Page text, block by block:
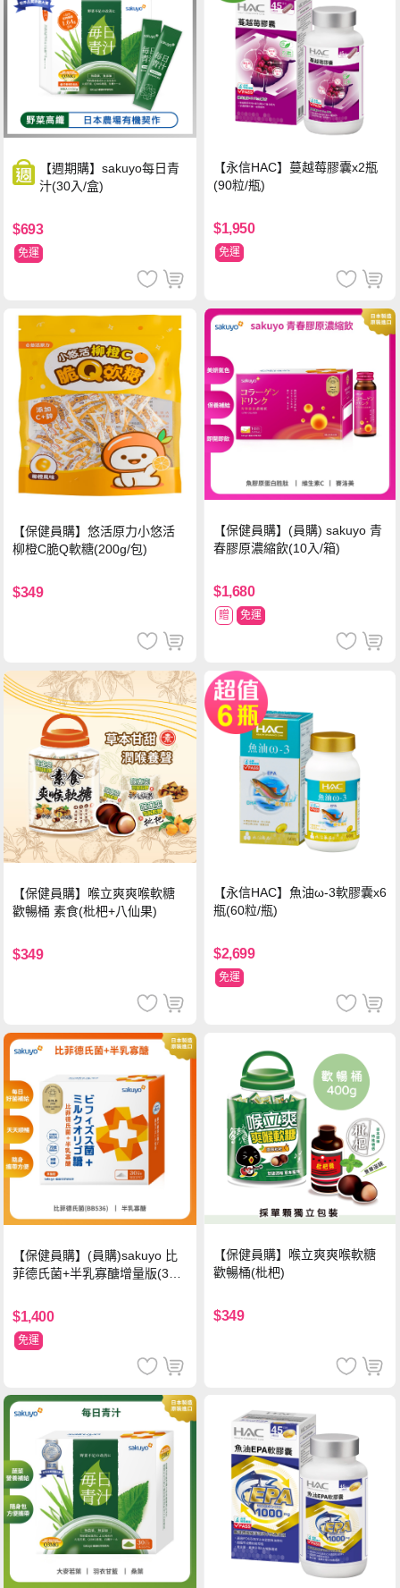
【週期購】sakuyo每日青
汁(30入/盒)
$693
免運
【永信HAC】蔓越莓膠囊x2瓶
(90粒/瓶)
$1,950
免運
【保健員購】悠活原力小悠活
柳橙C脆Q軟糖(200g/包)
$349
【保健員購】(員購) sakuyo 青
春膠原濃縮飲(10入/箱)
$1,680
贈 免運
【保健員購】喉立爽爽喉軟糖
歡暢桶 素食(枇杷+八仙果)
$349
【永信HAC】魚油ω-3軟膠囊x6
瓶(60粒/瓶)
$2,699
免運
【保健員購】(員購)sakuyo 比
菲德氏菌+半乳寡醣增量版(30
$1,400
免運
【保健員購】喉立爽爽喉軟糖
歡暢桶(枇杷)
$349